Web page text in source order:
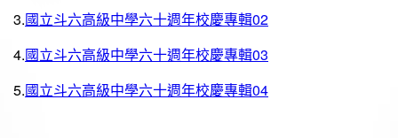
3.國立斗六高級中學六十週年校慶專輯02
4.國立斗六高級中學六十週年校慶專輯03
5.國立斗六高級中學六十週年校慶專輯04